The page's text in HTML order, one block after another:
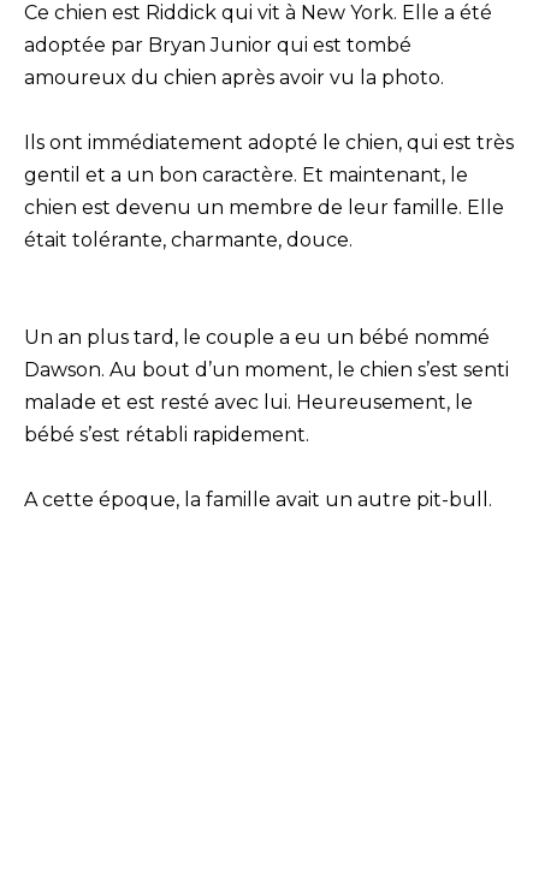
Ce chien est Riddick qui vit à New York. Elle a été
adoptée par Bryan Junior qui est tombé
amoureux du chien après avoir vu la photo.
Ils ont immédiatement adopté le chien, qui est très
gentil et a un bon caractère. Et maintenant, le
chien est devenu un membre de leur famille. Elle
était tolérante, charmante, douce.
Un an plus tard, le couple a eu un bébé nommé
Dawson. Au bout d’un moment, le chien s’est senti
malade et est resté avec lui. Heureusement, le
bébé s’est rétabli rapidement.
A cette époque, la famille avait un autre pit-bull.